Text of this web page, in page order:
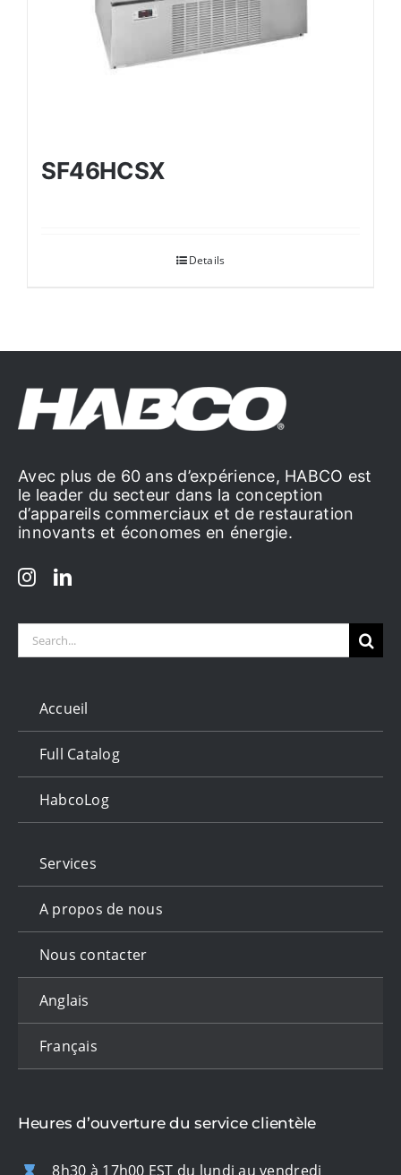
SF46HCSX
Details
Avec plus de 60 ans d’expérience, HABCO est
le leader du secteur dans la conception
d’appareils commerciaux et de restauration
innovants et économes en énergie.
Search
Accueil
Full Catalog
HabcoLog
Services
A propos de nous
Nous contacter
Anglais
Français
Heures d’ouverture du service clientèle
8h30 à 17h00 EST du lundi au vendredi